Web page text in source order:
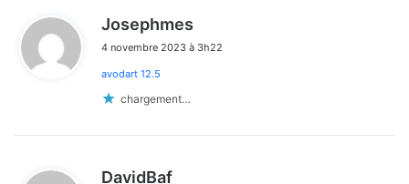
Josephmes
t
4 novembre 2023 à 3h22
avodart 12.5
chargement…
DavidBaf